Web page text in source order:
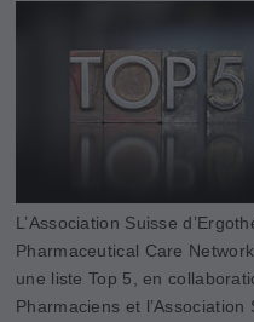
L’Association Suisse
Pharmaceutical Care
une liste Top 5, en
Pharmaciens et